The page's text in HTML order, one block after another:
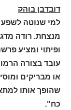
דובדבן בוהק
למי שנוטה לשפע
מנצחת. רודה
ופיתוי ומציע
עובד בצורה
או מבריקים
שהופך אותו
כח".